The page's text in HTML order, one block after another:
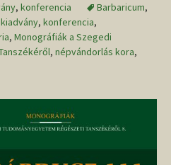
, konferencia Barbaricum,
kiadvány, konferencia,
, Monográfiák a Szegedi
, népvándorlás kora,